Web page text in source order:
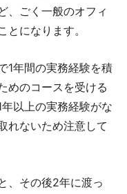
、ごく一般のオフィ
になります。
1年間の実務経験を積
めのコースを受ける
以上の実務経験がな
れないため注意して
、その後2年に渡っ